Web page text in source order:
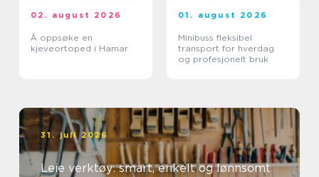
02. august 2026
Å oppsøke en
kjeveortoped i Hamar
01. august 2026
Minibuss fleksibel
transport for hverdag
og profesjonelt bruk
31. juli 2026
Leie verktøy: smart, enkelt og lønnsomt